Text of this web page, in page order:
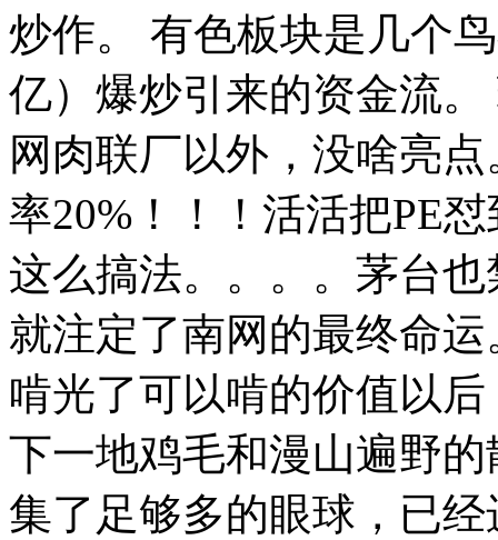
炒作。 有色板块是几个
亿）爆炒引来的资金流
网肉联厂以外，没啥亮
率20%！！！活活把PE
这么搞法。。。。茅台
就注定了南网的最终命
啃光了可以啃的价值以
下一地鸡毛和漫山遍野
集了足够多的眼球，已